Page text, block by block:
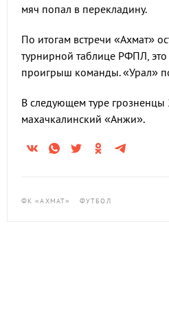
мяч попал в перекладину.
По итогам встречи «Ахмат»
турнирной таблице РФПЛ,
проигрыш команды. «Урал»
В следующем туре грозненцы
махачкалинский «Анжи».
ФК «АХМАТ» ФУТБОЛ